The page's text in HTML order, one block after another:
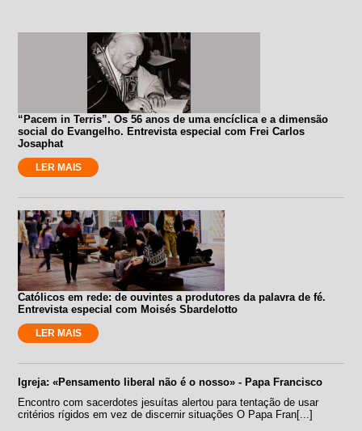
“Pacem in Terris”. Os 56 anos de uma encíclica e a dimensão
social do Evangelho. Entrevista especial com Frei Carlos
Josaphat
LER MAIS
Católicos em rede: de ouvintes a produtores da palavra de fé.
Entrevista especial com Moisés Sbardelotto
LER MAIS
Igreja: «Pensamento liberal não é o nosso» - Papa Francisco
Encontro com sacerdotes jesuítas alertou para tentação de usar
critérios rígidos em vez de discernir situações O Papa Fran[...]